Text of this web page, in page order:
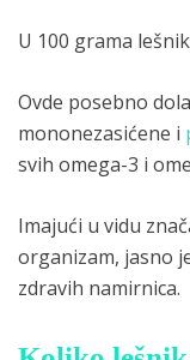
U 100 grama
Ovde posebno
mononezasićene i
svih omega-3 i
Imajući u vidu
organizam, jasno
zdravih namirnica.